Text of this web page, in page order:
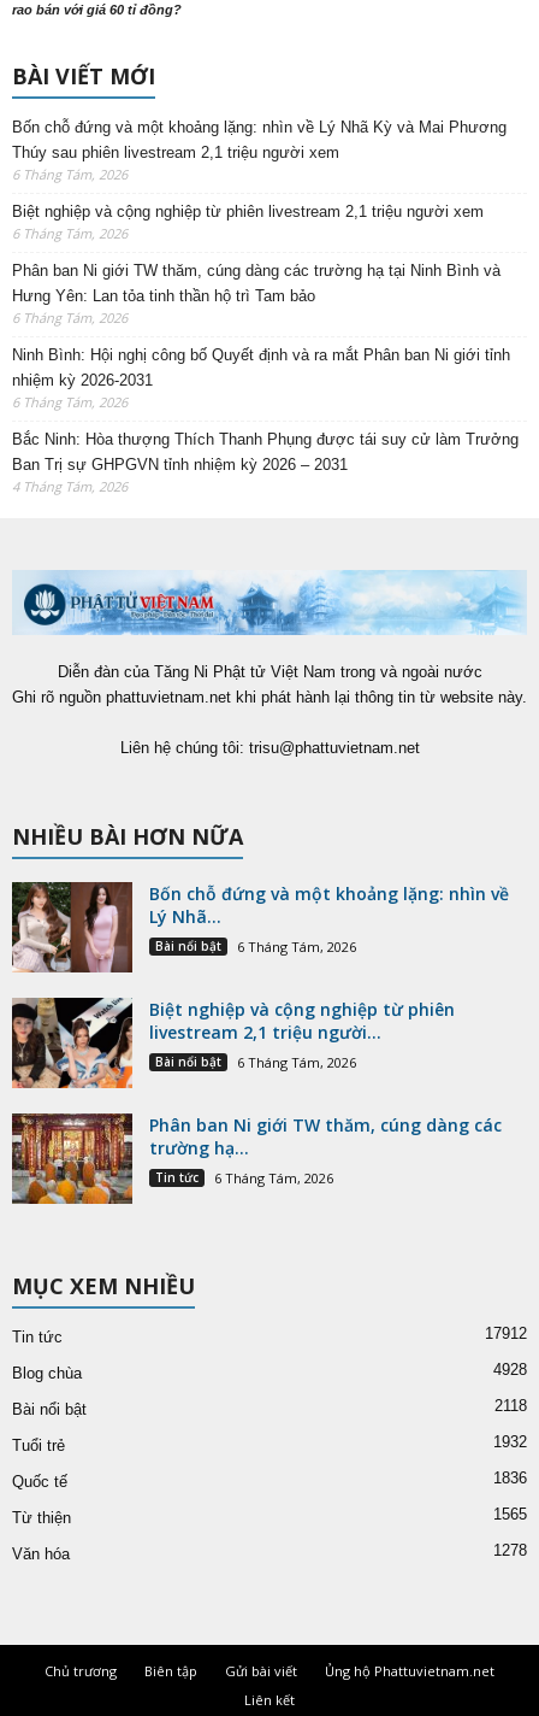
rao bán với giá 60 tỉ đồng?
BÀI VIẾT MỚI
Bốn chỗ đứng và một khoảng lặng: nhìn về Lý Nhã Kỳ và Mai Phương
Thúy sau phiên livestream 2,1 triệu người xem
6 Tháng Tám, 2026
Biệt nghiệp và cộng nghiệp từ phiên livestream 2,1 triệu người xem
6 Tháng Tám, 2026
Phân ban Ni giới TW thăm, cúng dàng các trường hạ tại Ninh Bình và
Hưng Yên: Lan tỏa tinh thần hộ trì Tam bảo
6 Tháng Tám, 2026
Ninh Bình: Hội nghị công bố Quyết định và ra mắt Phân ban Ni giới tỉnh
nhiệm kỳ 2026-2031
6 Tháng Tám, 2026
Bắc Ninh: Hòa thượng Thích Thanh Phụng được tái suy cử làm Trưởng
Ban Trị sự GHPGVN tỉnh nhiệm kỳ 2026 – 2031
4 Tháng Tám, 2026
Diễn đàn của Tăng Ni Phật tử Việt Nam trong và ngoài nước
Ghi rõ nguồn phattuvietnam.net khi phát hành lại thông tin từ website này.
Liên hệ chúng tôi: trisu@phattuvietnam.net
NHIỀU BÀI HƠN NỮA
Bốn chỗ đứng và một khoảng lặng: nhìn về
Lý Nhã...
Bài nổi bật 6 Tháng Tám, 2026
Biệt nghiệp và cộng nghiệp từ phiên
livestream 2,1 triệu người...
Bài nổi bật 6 Tháng Tám, 2026
Phân ban Ni giới TW thăm, cúng dàng các
trường hạ...
Tin tức 6 Tháng Tám, 2026
MỤC XEM NHIỀU
Tin tức 17912
Blog chùa 4928
Bài nổi bật 2118
Tuổi trẻ 1932
Quốc tế 1836
Từ thiện 1565
Văn hóa 1278
Chủ trương Biên tập Gửi bài viết
Ủng hộ Phattuvietnam.net
Liên kết